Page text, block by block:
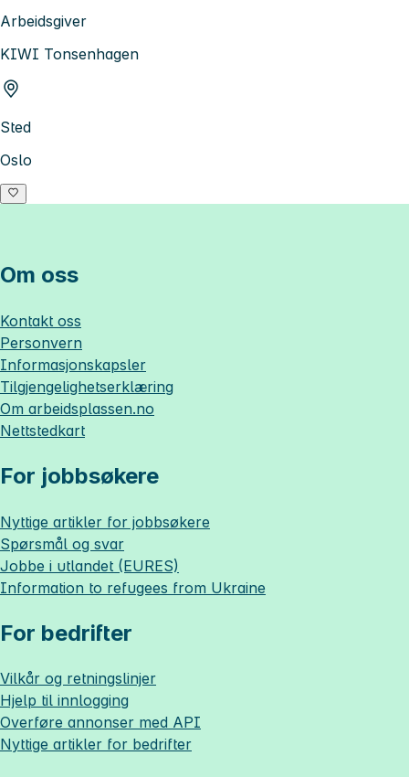
Arbeidsgiver
KIWI Tonsenhagen
Sted
Oslo
Om oss
Kontakt oss
Personvern
Informasjonskapsler
Tilgjengelighetserklæring
Om arbeidsplassen.no
Nettstedkart
For jobbsøkere
Nyttige artikler for jobbsøkere
Spørsmål og svar
Jobbe i utlandet (EURES)
Information to refugees from Ukraine
For bedrifter
Vilkår og retningslinjer
Hjelp til innlogging
Overføre annonser med API
Nyttige artikler for bedrifter